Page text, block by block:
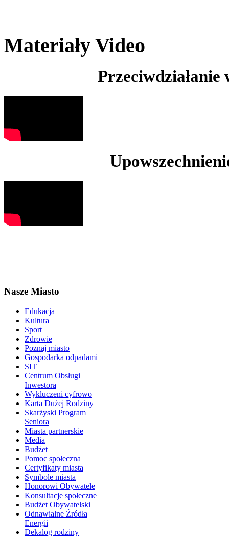
Materiały Video
Nasze Miasto
Edukacja
Kultura
Sport
Zdrowie
Poznaj miasto
Gospodarka odpadami
SIT
Centrum Obsługi
Inwestora
Wykluczeni cyfrowo
Karta Dużej Rodziny
Skarżyski Program
Seniora
Miasta partnerskie
Media
Budżet
Pomoc społeczna
Certyfikaty miasta
Symbole miasta
Honorowi Obywatele
Konsultacje społeczne
Budżet Obywatelski
Odnawialne Źródła
Energii
Dekalog rodziny